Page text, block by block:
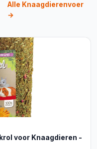
Alle Knaagdierenvoer
→
voor Knaagdieren -